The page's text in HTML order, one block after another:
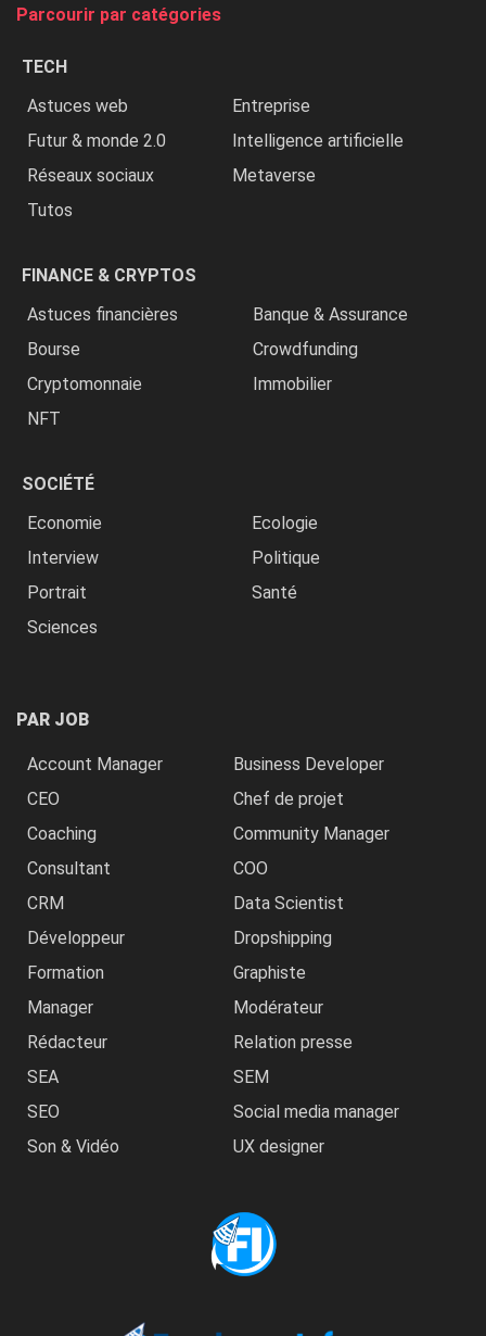
Parcourir par catégories
TECH
Astuces web
Entreprise
Futur & monde 2.0
Intelligence artificielle
Réseaux sociaux
Metaverse
Tutos
FINANCE & CRYPTOS
Astuces financières
Banque & Assurance
Bourse
Crowdfunding
Cryptomonnaie
Immobilier
NFT
SOCIÉTÉ
Economie
Ecologie
Interview
Politique
Portrait
Santé
Sciences
PAR JOB
Account Manager
Business Developer
CEO
Chef de projet
Coaching
Community Manager
Consultant
COO
CRM
Data Scientist
Développeur
Dropshipping
Formation
Graphiste
Manager
Modérateur
Rédacteur
Relation presse
SEA
SEM
SEO
Social media manager
Son & Vidéo
UX designer